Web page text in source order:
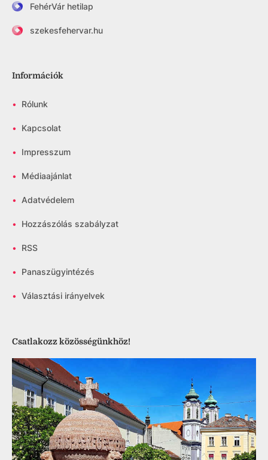
FehérVár hetilap
szekesfehervar.hu
Információk
• Rólunk
• Kapcsolat
• Impresszum
• Médiaajánlat
• Adatvédelem
• Hozzászólás szabályzat
• RSS
• Panaszügyintézés
• Választási irányelvek
Csatlakozz közösségünkhöz!